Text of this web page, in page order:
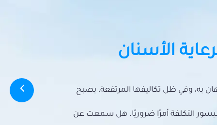
الأسنان
به، وفي ظل تكاليفها المرتفعة، يصبح
التكلفة أمرًا ضروريًا. هل سمعت عن